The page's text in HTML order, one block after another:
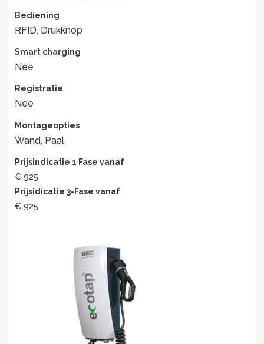
Bediening
RFID, Drukknop
Smart charging
Nee
Registratie
Nee
Montageopties
Wand, Paal
Prijsindicatie 1 Fase vanaf
€ 925
Prijsidicatie 3-Fase vanaf
€ 925